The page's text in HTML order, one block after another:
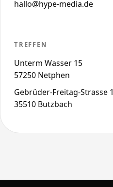
hallo@hype-media.de
TREFFEN
Unterm Wasser 15
57250 Netphen
Gebrüder-Freitag-Strasse 1
35510 Butzbach